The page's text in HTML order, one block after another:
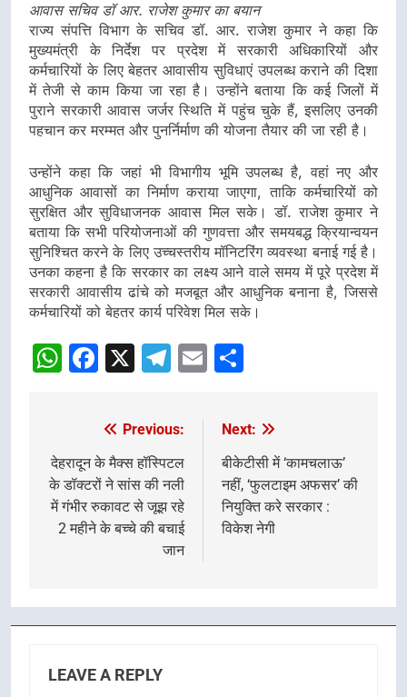
आवास सचिव डॉ आर. राजेश कुमार का बयान
राज्य संपत्ति विभाग के सचिव डॉ. आर. राजेश कुमार ने कहा कि
मुख्यमंत्री के निर्देश पर प्रदेश में सरकारी अधिकारियों और
कर्मचारियों के लिए बेहतर आवासीय सुविधाएं उपलब्ध कराने की दिशा
में तेजी से काम किया जा रहा है। उन्होंने बताया कि कई जिलों में
पुराने सरकारी आवास जर्जर स्थिति में पहुंच चुके हैं, इसलिए उनकी
पहचान कर मरम्मत और पुनर्निर्माण की योजना तैयार की जा रही है।
उन्होंने कहा कि जहां भी विभागीय भूमि उपलब्ध है, वहां नए और
आधुनिक आवासों का निर्माण कराया जाएगा, ताकि कर्मचारियों को
सुरक्षित और सुविधाजनक आवास मिल सके। डॉ. राजेश कुमार ने
बताया कि सभी परियोजनाओं की गुणवत्ता और समयबद्ध क्रियान्वयन
सुनिश्चित करने के लिए उच्चस्तरीय मॉनिटरिंग व्यवस्था बनाई गई है।
उनका कहना है कि सरकार का लक्ष्य आने वाले समय में पूरे प्रदेश में
सरकारी आवासीय ढांचे को मजबूत और आधुनिक बनाना है, जिससे
कर्मचारियों को बेहतर कार्य परिवेश मिल सके।
WhatsApp
Facebook
X Telegram
Email
navigation
Previous:
देहरादून के मैक्स हॉस्पिटल
के डॉक्टरों ने सांस की नली
में गंभीर रुकावट से जूझ रहे
2 महीने के बच्चे की बचाई
जान
Next:
बीकेटीसी में ‘कामचलाऊ’
नहीं, ‘फुलटाइम अफसर’ की
नियुक्ति करे सरकार :
विकेश नेगी
LEAVE A REPLY